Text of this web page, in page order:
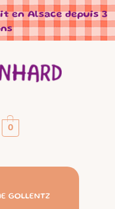
en Alsace depuis 3
0
GOLLENTZ